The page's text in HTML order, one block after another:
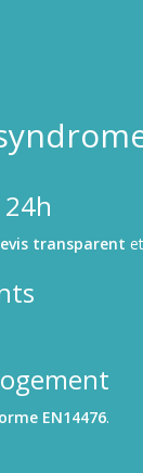
transparent
EN14476.